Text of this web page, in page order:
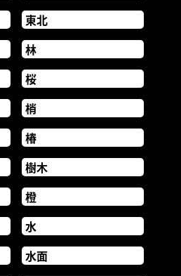
東北
林
桜
梢
椿
樹木
橙
水
水面